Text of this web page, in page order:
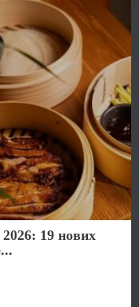
19 нових